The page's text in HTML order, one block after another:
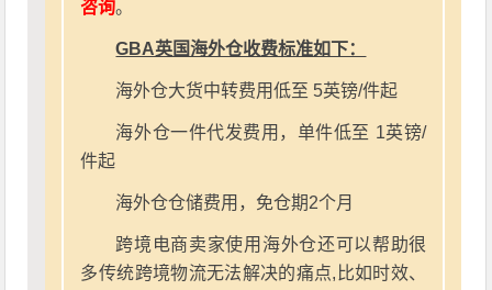
咨询。
GBA英国海外仓收费标准如下：
海外仓大货中转费用低至 5英镑/件起
海外仓一件代发费用，单件低至 1英镑/
件起
海外仓仓储费用，免仓期2个月
跨境电商卖家使用海外仓还可以帮助很
多传统跨境物流无法解决的痛点,比如时效、